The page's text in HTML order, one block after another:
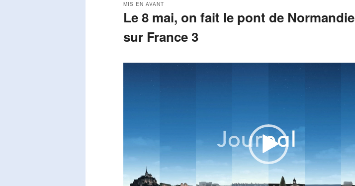
Le 8 mai, on fait le pont de Normandie
sur France 3
MIS EN AVANT